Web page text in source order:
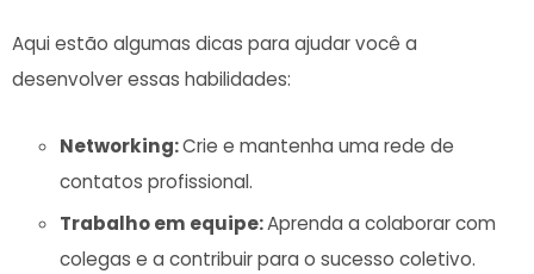
Aqui estão ‌algumas​ dicas para ⁤ajudar você a
desenvolver essas habilidades:
Networking:Crie e ⁤mantenha uma rede de
contatos profissional.
Trabalho em equipe:‍Aprenda a colaborar com
colegas e a contribuir para o sucesso ⁤coletivo.